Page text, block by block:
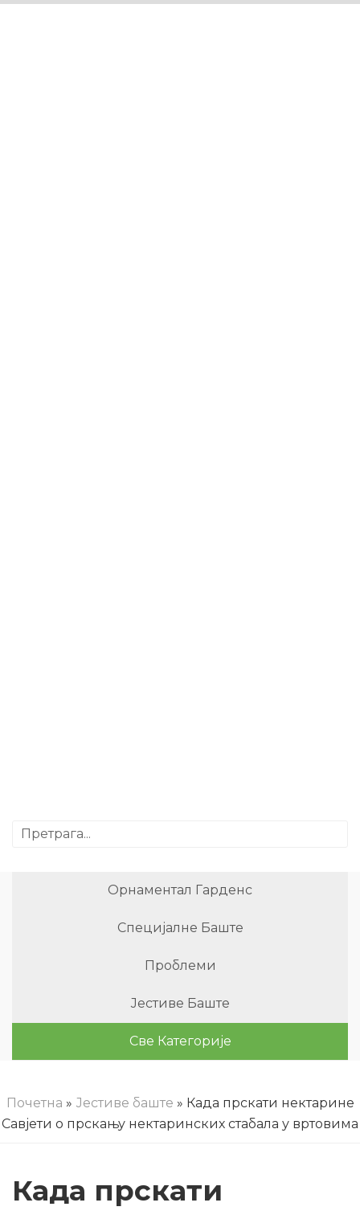
Орнаментал Гарденс
Специјалне Баште
Проблеми
Јестиве Баште
Све Категорије
Почетна » Јестиве баште » Када прскати нектарине
Савјети о прскању нектаринских стабала у вртовима
Када прскати